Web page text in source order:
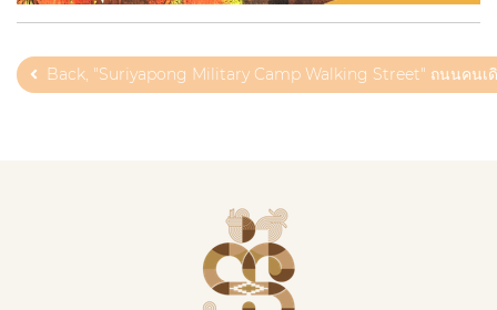
Back, "Suriyapong Military Camp Walking Street" ถนนคนเ